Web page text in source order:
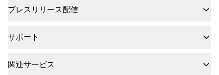
プレスリリース配信
サポート
関連サービス